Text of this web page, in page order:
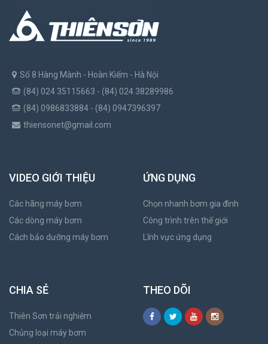
Số 8 Hàng Mành - Hoàn Kiếm - Hà Nội
(84) 024 35115663 - (84) 024 38289986
(84) 0986833884 - (84) 0947396397
thiensonet@gmail.com
VIDEO GIỚI THIỆU
Các hãng máy bơm
Các dòng máy bơm
Cách bảo dưỡng máy bơm
ỨNG DỤNG
Chọn nhanh bơm gia đình
Công trình trên thế giới
Lĩnh vực ứng dụng
CHIA SẺ
Thiên Sơn trải nghiệm
Chủng loại máy bơm
THEO DÕI